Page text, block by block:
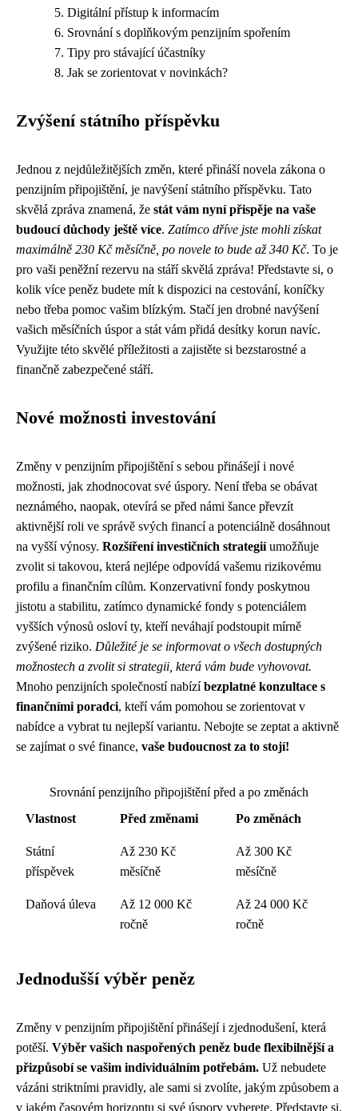
Digitální přístup k informacím
Srovnání s doplňkovým penzijním spořením
Tipy pro stávající účastníky
Jak se zorientovat v novinkách?
Zvýšení státního příspěvku
Jednou z nejdůležitějších změn, které přináší novela zákona o
penzijním připojištění, je navýšení státního příspěvku. Tato
skvělá zpráva znamená, že stát vám nyní přispěje na vaše
budoucí důchody ještě více. Zatímco dříve jste mohli získat
maximálně 230 Kč měsíčně, po novele to bude až 340 Kč. To je
pro vaši peněžní rezervu na stáří skvělá zpráva! Představte si, o
kolik více peněz budete mít k dispozici na cestování, koníčky
nebo třeba pomoc vašim blízkým. Stačí jen drobné navýšení
vašich měsíčních úspor a stát vám přidá desítky korun navíc.
Využijte této skvělé příležitosti a zajistěte si bezstarostné a
finančně zabezpečené stáří.
Nové možnosti investování
Změny v penzijním připojištění s sebou přinášejí i nové
možnosti, jak zhodnocovat své úspory. Není třeba se obávat
neznámého, naopak, otevírá se před námi šance převzít
aktivnější roli ve správě svých financí a potenciálně dosáhnout
na vyšší výnosy. Rozšíření investičních strategiíumožňuje
zvolit si takovou, která nejlépe odpovídá vašemu rizikovému
profilu a finančním cílům. Konzervativní fondy poskytnou
jistotu a stabilitu, zatímco dynamické fondy s potenciálem
vyšších výnosů osloví ty, kteří neváhají podstoupit mírně
zvýšené riziko. Důležité je se informovat o všech dostupných
možnostech a zvolit si strategii, která vám bude vyhovovat.
Mnoho penzijních společností nabízíbezplatné konzultace s
finančními poradci, kteří vám pomohou se zorientovat v
nabídce a vybrat tu nejlepší variantu. Nebojte se zeptat a aktivně
se zajímat o své finance, vaše budoucnost za to stojí!
Srovnání penzijního připojištění před a po změnách
Vlastnost
Před změnami Po změnách
Státní
příspěvek
Až 230 Kč
měsíčně
Až 300 Kč
měsíčně
Daňová úleva
Až 12 000 Kč
ročně
Až 24 000 Kč
ročně
Jednodušší výběr peněz
Změny v penzijním připojištění přinášejí i zjednodušení, která
potěší. Výběr vašich naspořených peněz bude flexibilnější a
přizpůsobí se vašim individuálním potřebám. Už nebudete
vázáni striktními pravidly, ale sami si zvolíte, jakým způsobem a
v jakém časovém horizontu si své úspory vyberete. Představte si,